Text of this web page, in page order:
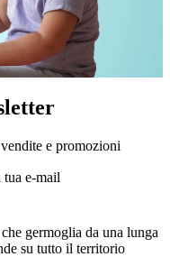
e promozioni
tua e-mail
germoglia da una lunga
su tutto il territorio